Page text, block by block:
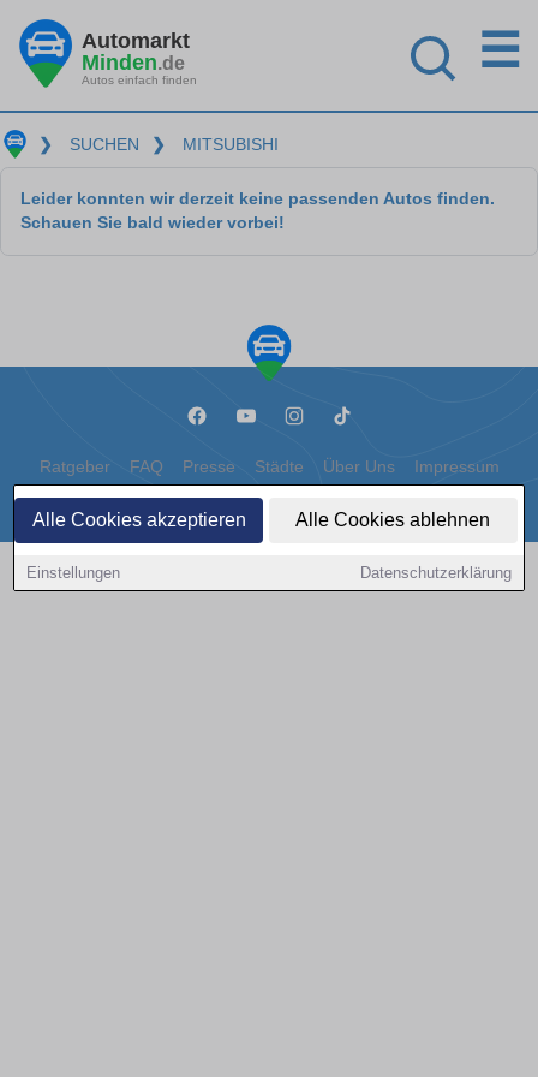
Alle Cookies akzeptieren Alle Cookies ablehnen
Einstellungen Datenschutzerklärung
Automarkt
Minden.de
Autos einfach finden
☰
❯ SUCHEN ❯ MITSUBISHI
Leider konnten wir derzeit keine passenden Autos finden.
Schauen Sie bald wieder vorbei!
Ratgeber FAQ Presse Städte Über Uns Impressum
Datenschutz Cookies
Copyright © 2000 - 2026 | 1A Infosysteme GmbH | Content by: 1a-sites-autos